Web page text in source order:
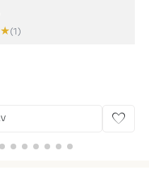
★(1)
favorite